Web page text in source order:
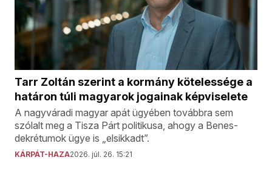
Tarr Zoltán szerint a kormány kötelessége a
határon túli magyarok jogainak képviselete
A nagyváradi magyar apát ügyében továbbra sem
szólalt meg a Tisza Párt politikusa, ahogy a Benes-
dekrétumok ügye is „elsikkadt”.
KÁRPÁT-HAZA2026. júl. 26. 15:21